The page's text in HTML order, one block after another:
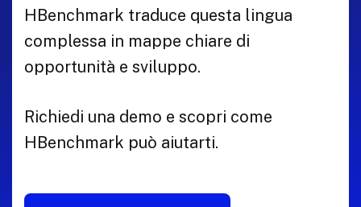
HBenchmark traduce questa lingua
complessa in mappe chiare di
opportunità e sviluppo.
Richiedi una demo e scopri come
HBenchmark può aiutarti.